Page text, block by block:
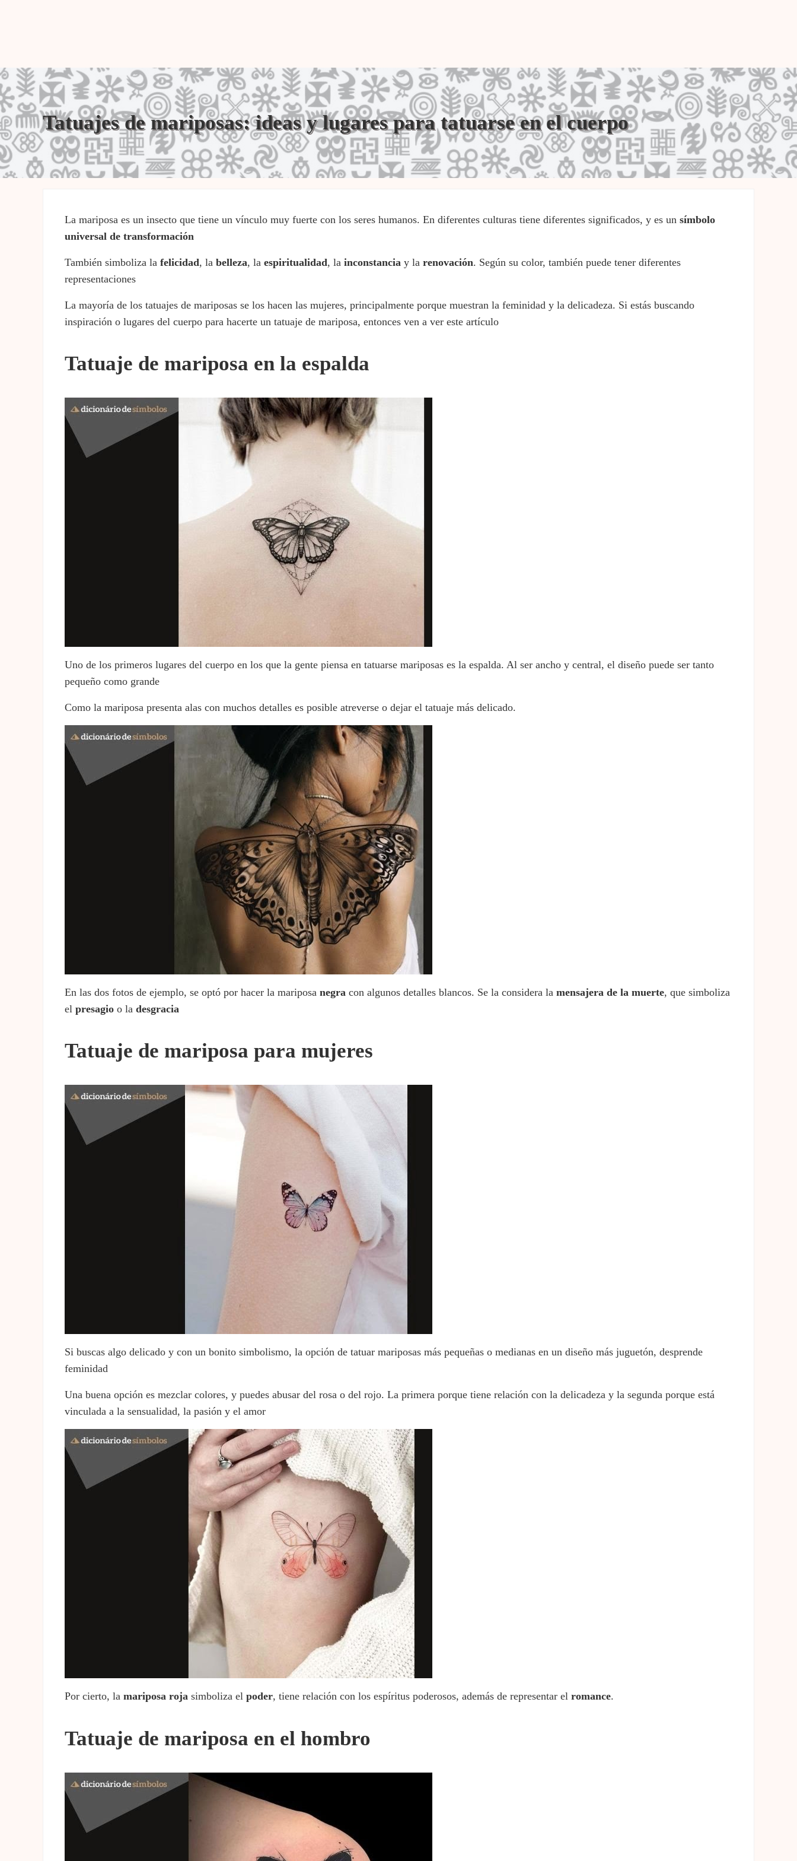
Tatuajes de mariposas: ideas y lugares para tatuarse en el cuerpo
La mariposa es un insecto que tiene un vínculo muy fuerte con los seres humanos. En diferentes culturas tiene diferentes significados, y es unsímbolo
universal de transformación
También simboliza lafelicidad, labelleza, laespiritualidad, lainconstancia y larenovación. Según su color, también puede tener diferentes
representaciones
La mayoría de los tatuajes de mariposas se los hacen las mujeres, principalmente porque muestran la feminidad y la delicadeza. Si estás buscando
inspiración o lugares del cuerpo para hacerte un tatuaje de mariposa, entonces ven a ver este artículo
Tatuaje de mariposa en la espalda
Uno de los primeros lugares del cuerpo en los que la gente piensa en tatuarse mariposas es la espalda. Al ser ancho y central, el diseño puede ser tanto
pequeño como grande
Como la mariposa presenta alas con muchos detalles es posible atreverse o dejar el tatuaje más delicado.
En las dos fotos de ejemplo, se optó por hacer la mariposanegra con algunos detalles blancos. Se la considera lamensajera de la muerte, que simboliza
elpresagio o ladesgracia
Tatuaje de mariposa para mujeres
Si buscas algo delicado y con un bonito simbolismo, la opción de tatuar mariposas más pequeñas o medianas en un diseño más juguetón, desprende
feminidad
Una buena opción es mezclar colores, y puedes abusar del rosa o del rojo. La primera porque tiene relación con la delicadeza y la segunda porque está
vinculada a la sensualidad, la pasión y el amor
Por cierto, la mariposa roja simboliza elpoder, tiene relación con los espíritus poderosos, además de representar elromance.
Tatuaje de mariposa en el hombro